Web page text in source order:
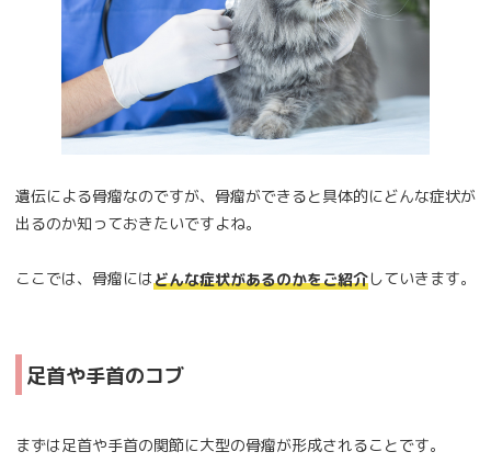
遺伝による骨瘤なのですが、骨瘤ができると具体的にどんな症状が
出るのか知っておきたいですよね。
ここでは、骨瘤にはどんな症状があるのかをご紹介していきます。
足首や手首のコブ
まずは足首や手首の関節に大型の骨瘤が形成されることです。